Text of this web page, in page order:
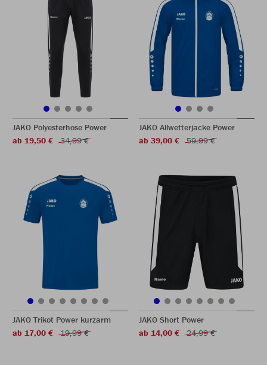
JAKO Polyesterhose Power
ab 19,50 €
34,99 €
JAKO Allwetterjacke Power
ab 39,00 €
59,99 €
JAKO Trikot Power kurzarm
ab 17,00 €
19,99 €
JAKO Short Power
ab 14,00 €
24,99 €